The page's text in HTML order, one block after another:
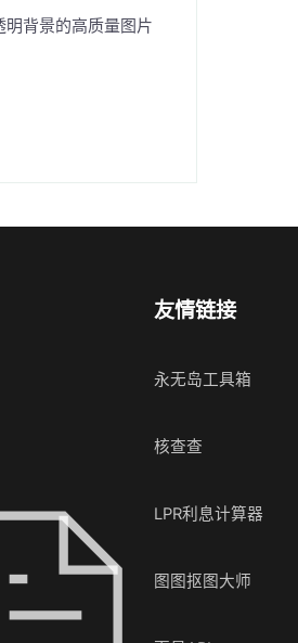
背景的高质量图片
友情链接
永无岛工具箱
核查查
LPR利息计算器
图图抠图大师